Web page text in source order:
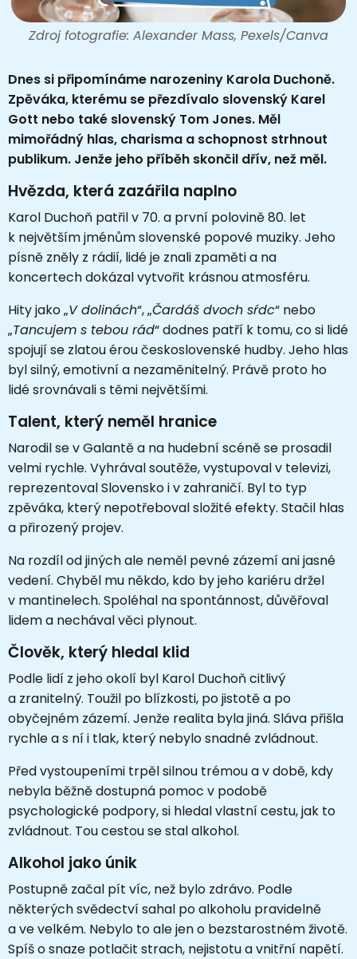
Zdroj fotografie: Alexander Mass, Pexels/Canva
Dnes si připomínáme narozeniny Karola Duchoně.
Zpěváka, kterému se přezdívalo slovenský Karel
Gott nebo také slovenský Tom Jones. Měl
mimořádný hlas, charisma a schopnost strhnout
publikum. Jenže jeho příběh skončil dřív, než měl.
Hvězda, která zazářila naplno
Karol Duchoň patřil v 70. a první polovině 80. let
k největším jménům slovenské popové muziky. Jeho
písně zněly z rádií, lidé je znali zpaměti a na
koncertech dokázal vytvořit krásnou atmosféru.
Hity jako „V dolinách“, „Čardáš dvoch sŕdc“ nebo
„Tancujem s tebou rád“ dodnes patří k tomu, co si lidé
spojují se zlatou érou československé hudby. Jeho hlas
byl silný, emotivní a nezaměnitelný. Právě proto ho
lidé srovnávali s těmi největšími.
Talent, který neměl hranice
Narodil se v Galantě a na hudební scéně se prosadil
velmi rychle. Vyhrával soutěže, vystupoval v televizi,
reprezentoval Slovensko i v zahraničí. Byl to typ
zpěváka, který nepotřeboval složité efekty. Stačil hlas
a přirozený projev.
Na rozdíl od jiných ale neměl pevné zázemí ani jasné
vedení. Chyběl mu někdo, kdo by jeho kariéru držel
v mantinelech. Spoléhal na spontánnost, důvěřoval
lidem a nechával věci plynout.
Člověk, který hledal klid
Podle lidí z jeho okolí byl Karol Duchoň citlivý
a zranitelný. Toužil po blízkosti, po jistotě a po
obyčejném zázemí. Jenže realita byla jiná. Sláva přišla
rychle a s ní i tlak, který nebylo snadné zvládnout.
Před vystoupeními trpěl silnou trémou a v době, kdy
nebyla běžně dostupná pomoc v podobě
psychologické podpory, si hledal vlastní cestu, jak to
zvládnout. Tou cestou se stal alkohol.
Alkohol jako únik
Postupně začal pít víc, než bylo zdrávo. Podle
některých svědectví sahal po alkoholu pravidelně
a ve velkém. Nebylo to ale jen o bezstarostném životě.
Spíš o snaze potlačit strach, nejistotu a vnitřní napětí.